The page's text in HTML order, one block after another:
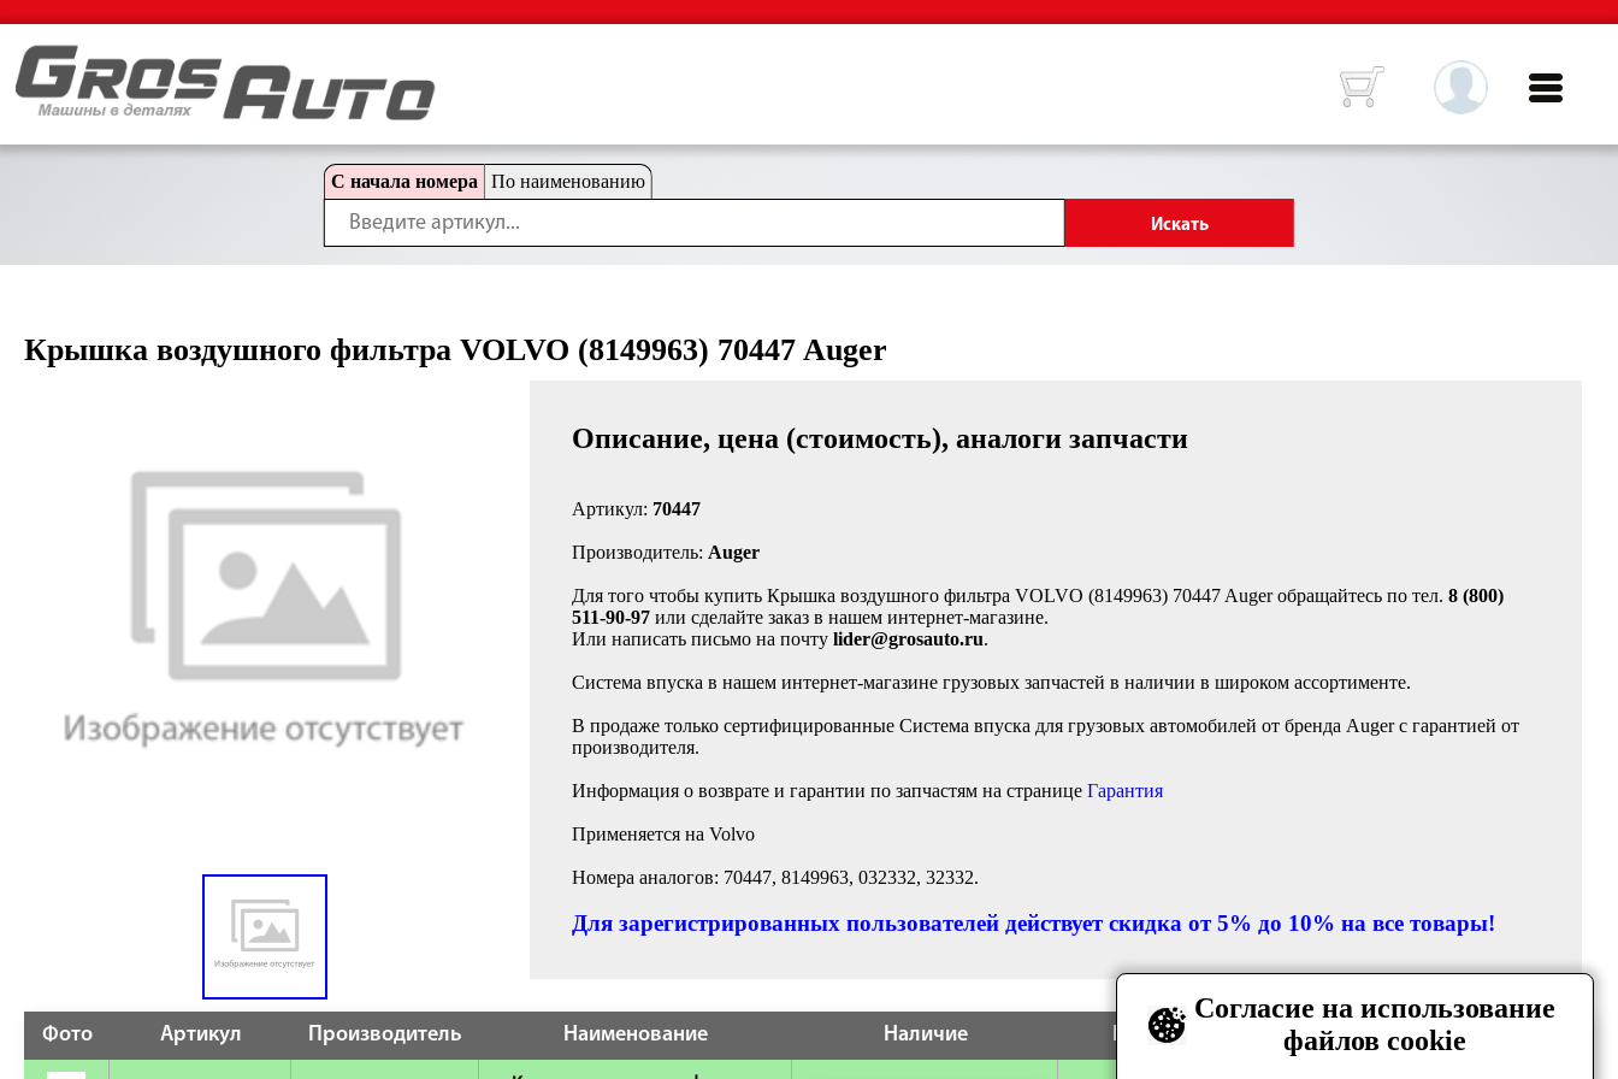
С начала номера По наименованию
Крышка воздушного фильтра VOLVO (8149963) 70447 Auger
Описание, цена (стоимость), аналоги запчасти
Артикул: 70447
Производитель: Auger
Для того чтобы купить Крышка воздушного фильтра VOLVO (8149963) 70447 Auger обращайтесь по тел. 8 (800)
511-90-97 или сделайте заказ в нашем интернет-магазине.
Или написать письмо на почту lider@grosauto.ru.
Система впуска в нашем интернет-магазине грузовых запчастей в наличии в широком ассортименте.
В продаже только сертифицированные Система впуска для грузовых автомобилей от бренда Auger с гарантией от
производителя.
Информация о возврате и гарантии по запчастям на странице Гарантия
Применяется на Volvo
Номера аналогов: 70447, 8149963, 032332, 32332.
Для зарегистрированных пользователей действует скидка от 5% до 10% на все товары!
Фото Артикул Производитель Наименование Наличие Цена Количество
Согласие на использование
файлов cookie